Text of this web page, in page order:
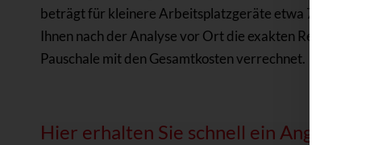
beträgt für kleinere Arbeitsplatzgeräte etwa 70,- Euro
Ihnen nach der Analyse vor Ort die exakten
Pauschale mit den Gesamtkosten verrechnet.
Hier erhalten Sie schnell ein Angebot